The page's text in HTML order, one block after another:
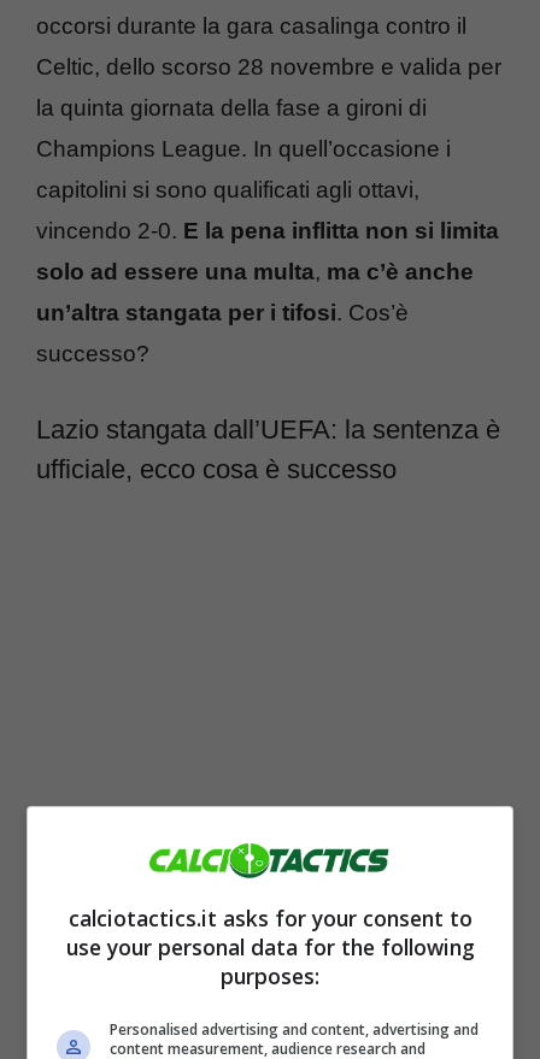
occorsi durante la gara casalinga contro il
Celtic, dello scorso 28 novembre e valida per
la quinta giornata della fase a gironi di
Champions League. In quell’occasione i
capitolini si sono qualificati agli ottavi,
vincendo 2-0. E la pena inflitta non si limita
solo ad essere una multa, ma c’è anche
un’altra stangata per i tifosi. Cos’è
successo?
Lazio stangata dall’UEFA: la sentenza è
ufficiale, ecco cosa è successo
La Lazio (e i suoi tifosi) sono stati puniti per
corso della partita già citata. La UEFA dopo
aver esaminato attentamente il caso ha
calciotactics.it asks for your consent to
use your personal data for the following
purposes:
Personalised advertising and content, advertising and
content measurement, audience research and